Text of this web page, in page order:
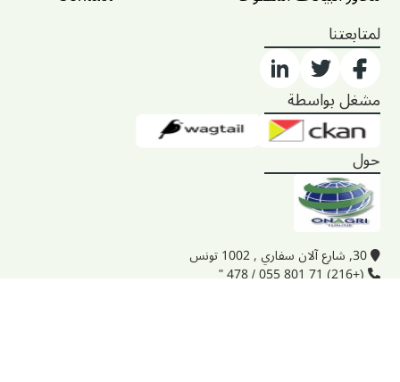
لمتابعتنا
مشغل بواسطة
حول
30, شارع آلان سفاري , 1002 تونس
(+216) 71 801 055 / 478 "